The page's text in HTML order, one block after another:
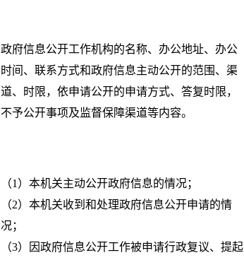
政府信息公开工作机构的名称、办公地址、办公
时间、联系方式和政府信息主动公开的范围、渠
道、时限，依申请公开的申请方式、答复时限，
不予公开事项及监督保障渠道等内容。
（1）本机关主动公开政府信息的情况；
（2）本机关收到和处理政府信息公开申请的情
况；
（3）因政府信息公开工作被申请行政复议、提起